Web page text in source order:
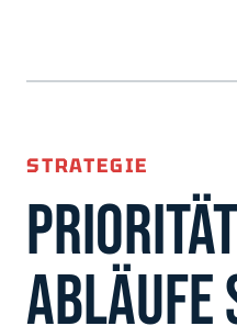
STRATEGIE
ABLÄUFE